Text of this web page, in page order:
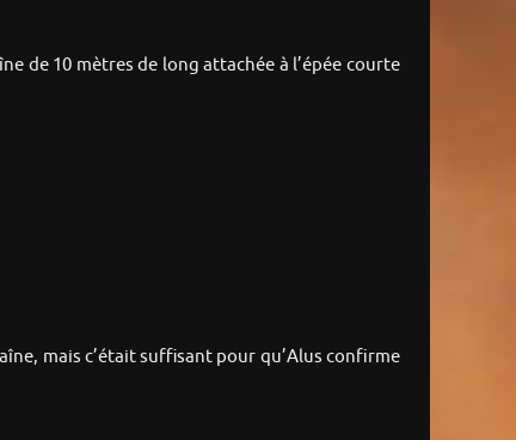
de 10 mètres de long attachée à l’épée courte
mais c’était suffisant pour qu’Alus confirme